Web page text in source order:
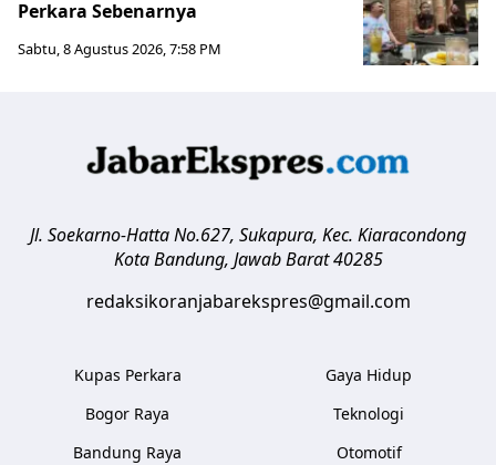
Perkara Sebenarnya ​
Sabtu, 8 Agustus 2026, 7:58 PM
Jl. Soekarno-Hatta No.627, Sukapura, Kec. Kiaracondong
Kota Bandung, Jawab Barat 40285
redaksikoranjabarekspres@gmail.com
Kupas Perkara
Bogor Raya
Bandung Raya
Gaya Hidup
Teknologi
Otomotif